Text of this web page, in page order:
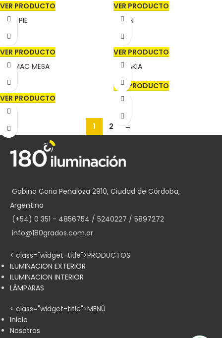
VER PRODUCTO
VER PRODUCTO
ROW PIE
VER PRODUCTO
CHAIN
VER PRODUCTO
PACMAC MESA
VER PRODUCTO
BONAKIA
VER PRODUCTO
1 2 →
Gabino Coria Peñaloza 2910, Ciudad de Córdoba,
Argentina
(+54) 0 351 - 4856754 / 5240227 / 5897272
info@180grados.com.ar
< class="widget-title">PRODUCTOS
ILUMINACION EXTERIOR
ILUMINACION INTERIOR
LÁMPARAS
< class="widget-title">MENÚ
Inicio
Nosotros